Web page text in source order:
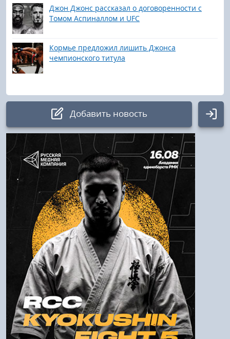
Джон Джонс рассказал о договоренности с
Томом Аспиналлом и UFC
Кормье предложил лишить Джонса
чемпионского титула
Добавить новость
Авторизация
Логин:
Пароль
Войти
Напомнить пароль
Регистрация